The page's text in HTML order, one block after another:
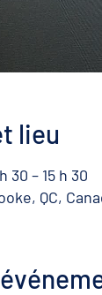
lieu
30 – 15 h 30
QC,